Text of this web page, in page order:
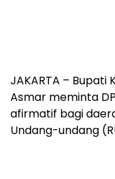
JAKARTA – Bupati
Asmar meminta
afirmatif bagi
Undang-undang